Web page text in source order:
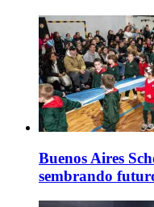
Buenos Aires
sembrando